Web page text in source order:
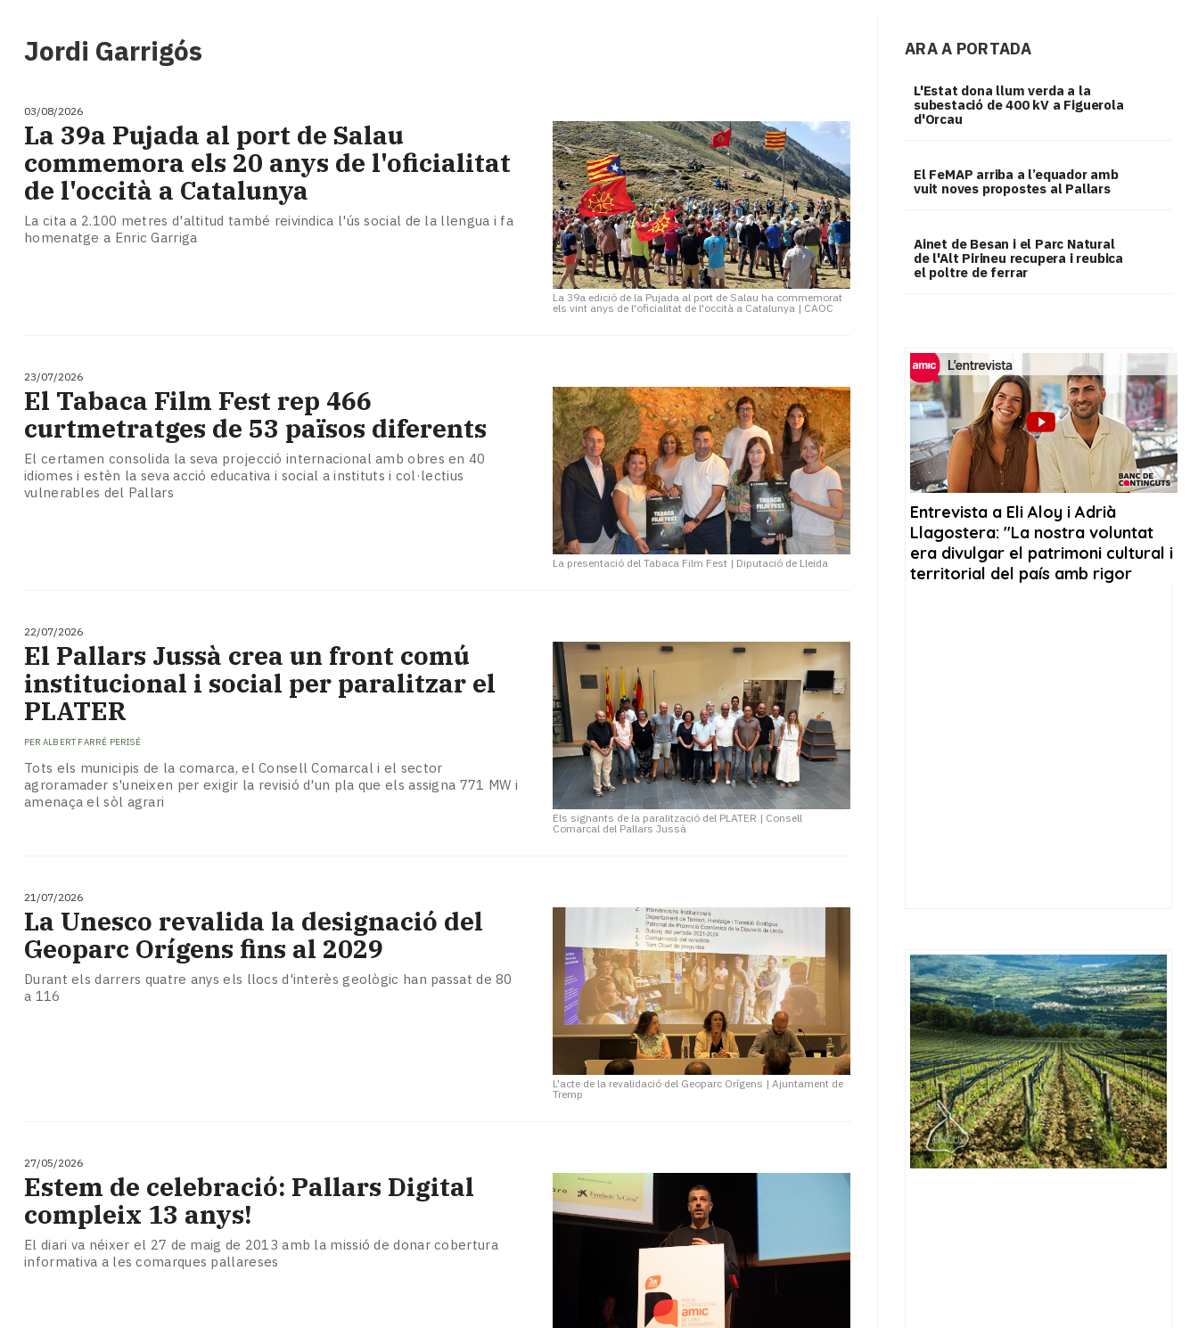
Cultura
tant!
TV
i
mitjans
El
temps
Reportatges
teva!
Subscriptors
La
del
Pallars
Jordi Garrigós
03/08/2026
La 39a edició de la Pujada al port de Salau ha commemorat
els vint anys de l'oficialitat de l'occità a Catalunya | CAOC
​La 39a Pujada al port de Salau
commemora els 20 anys de l'oficialitat
de l'occità a Catalunya
La cita a 2.100 metres d'altitud també reivindica l'ús social de la llengua i fa
homenatge a Enric Garriga
23/07/2026
La presentació del Tabaca Film Fest | Diputació de Lleida
El Tabaca Film Fest rep 466
curtmetratges de 53 països diferents
El certamen consolida la seva projecció internacional amb obres en 40
idiomes i estèn la seva acció educativa i social a instituts i col·lectius
vulnerables del Pallars
22/07/2026
Els signants de la paralització del PLATER | Consell
Comarcal del Pallars Jussà
El Pallars Jussà crea un front comú
institucional i social per paralitzar el
PLATER
PER ALBERT FARRÉ PERISÉ
Tots els municipis de la comarca, el Consell Comarcal i el sector
agroramader s'uneixen per exigir la revisió d'un pla que els assigna 771 MW i
amenaça el sòl agrari
21/07/2026
L'acte de la revalidació del Geoparc Orígens | Ajuntament de
Tremp
La Unesco revalida la designació del
Geoparc Orígens fins al 2029
Durant els darrers quatre anys els llocs d'interès geològic han passat de 80
a 116
27/05/2026
Estem de celebració: Pallars Digital
compleix 13 anys!
El diari va néixer el 27 de maig de 2013 amb la missió de donar cobertura
informativa a les comarques pallareses
ARA A PORTADA
L'Estat dona llum verda a la
subestació de 400 kV a Figuerola
d'Orcau
El FeMAP arriba a l’equador amb
vuit noves propostes al Pallars
Ainet de Besan i el Parc Natural
de l'Alt Pirineu recupera i reubica
el poltre de ferrar